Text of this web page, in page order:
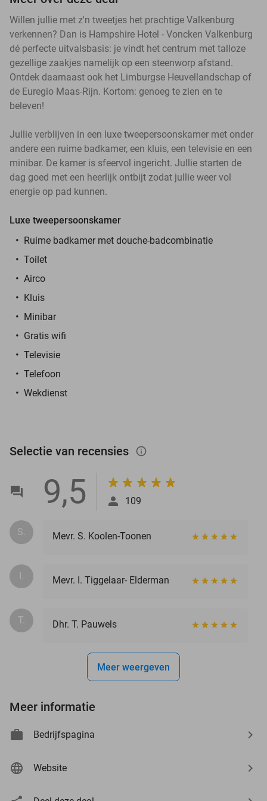
Willen jullie met z'n tweetjes het prachtige Valkenburg
verkennen? Dan is Hampshire Hotel - Voncken Valkenburg
dé perfecte uitvalsbasis: je vindt het centrum met talloze
gezellige zaakjes namelijk op een steenworp afstand.
Ontdek daarnaast ook het Limburgse Heuvellandschap of
de Euregio Maas-Rijn. Kortom: genoeg te zien en te
beleven!
Jullie verblijven in een luxe tweepersoonskamer met onder
andere een ruime badkamer, een kluis, een televisie en een
minibar. De kamer is sfeervol ingericht. Jullie starten de
dag goed met een heerlijk ontbijt zodat jullie weer vol
energie op pad kunnen.
Luxe tweepersoonskamer
Ruime badkamer met douche-badcombinatie
Toilet
Airco
Kluis
Minibar
Gratis wifi
Televisie
Telefoon
Wekdienst
Selectie van recensies info_outlined
9,5 109
S. Mevr. S. Koolen-Toonen
I. Mevr. I. Tiggelaar- Elderman
T. Dhr. T. Pauwels
Meer weergeven
Meer informatie
Bedrijfspagina
Website